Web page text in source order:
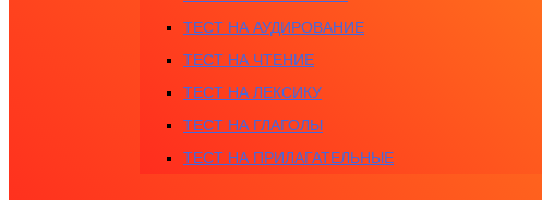
ТЕСТ НА АУДИРОВАНИЕ
ТЕСТ НА ЧТЕНИЕ
ТЕСТ НА ЛЕКСИКУ
ТЕСТ НА ГЛАГОЛЫ
ТЕСТ НА ПРИЛАГАТЕЛЬНЫЕ